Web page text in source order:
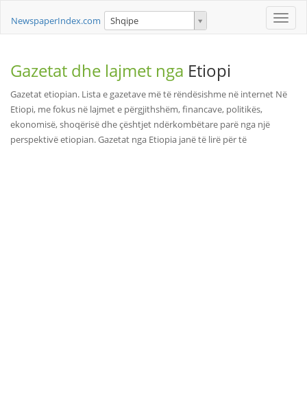
Toggle
NewspaperIndex.com Shqipe
Gazetat dhe lajmet nga Etiopi
Gazetat etiopian. Lista e gazetave më të rëndësishme në internet Në
Etiopi, me fokus në lajmet e përgjithshëm, financave, politikës,
ekonomisë, shoqërisë dhe çështjet ndërkombëtare parë nga një
perspektivë etiopian. Gazetat nga Etiopia janë të lirë për të